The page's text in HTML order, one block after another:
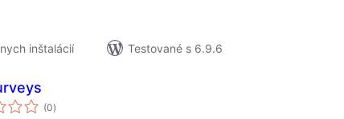
inštalácií
Testované s 6.9.6
(0celkové
hodnotenie
)